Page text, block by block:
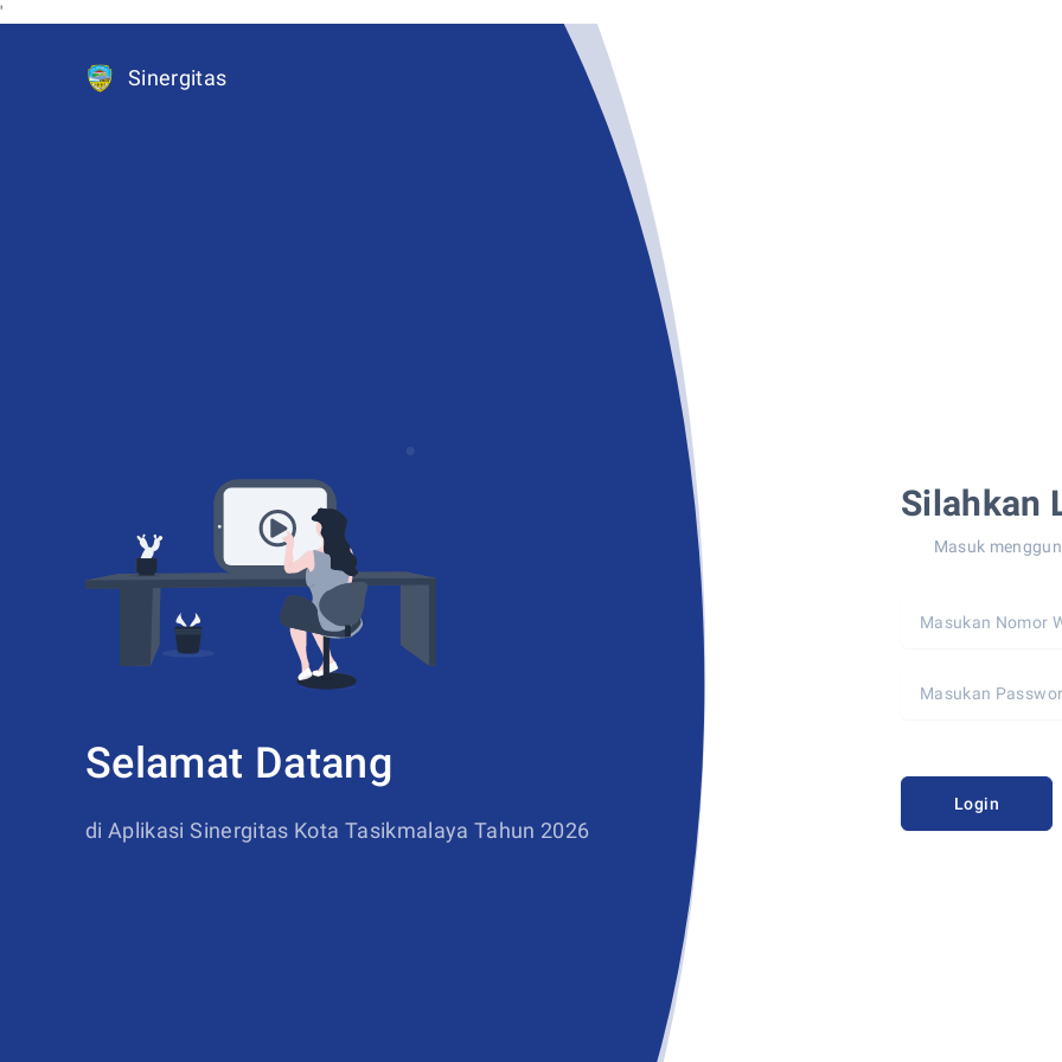
'
Sinergitas
Selamat Datang
di Aplikasi Sinergitas Kota Tasikmalaya Tahun 2026
Silahkan
Masuk
Login